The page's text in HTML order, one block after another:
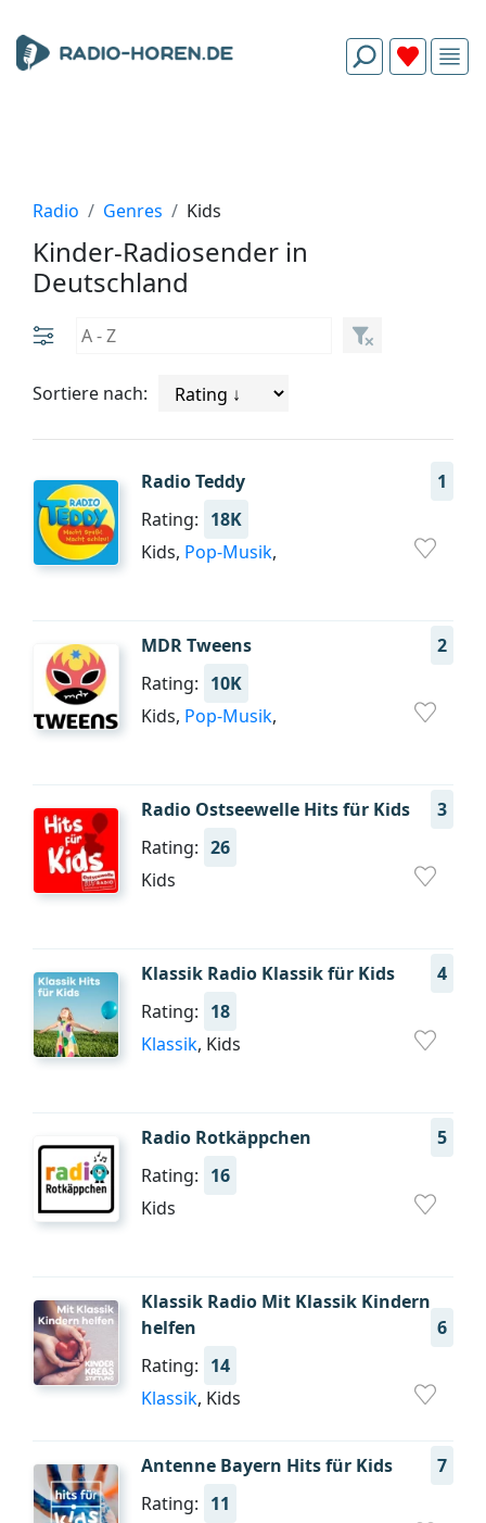
Radio Genres Kids
Kinder-Radiosender in
Deutschland
Sortiere nach:
Radio Teddy
1
Rating: 18K
Kids, Pop-Musik,
MDR Tweens
2
Rating: 10K
Kids, Pop-Musik,
Radio Ostseewelle Hits für Kids
3
Rating: 26
Kids
Klassik Radio Klassik für Kids
4
Rating: 18
Klassik, Kids
Radio Rotkäppchen
5
Rating: 16
Kids
Klassik Radio Mit Klassik Kindern
helfen
6
Rating: 14
Klassik, Kids
Antenne Bayern Hits für Kids
7
Rating: 11